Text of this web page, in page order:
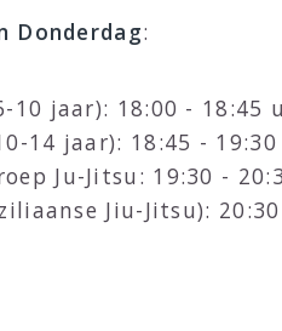
Donderdag:
10 jaar): 18:00 - 18:45
14 jaar): 18:45 -
Ju-Jitsu: 19:30 -
Jiu-Jitsu):